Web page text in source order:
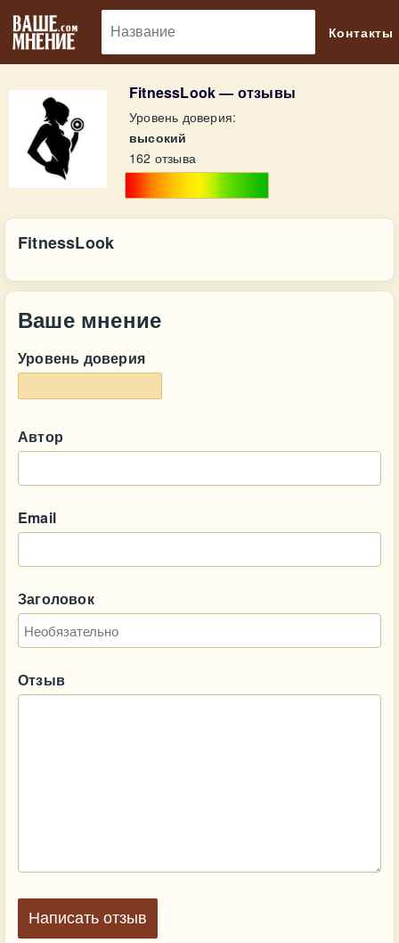
Контакты
FitnessLook — отзывы
Уровень доверия:
высокий
162 отзыва
FitnessLook
Ваше мнение
Уровень доверия
Автор
Email
Заголовок
Отзыв
Написать отзыв